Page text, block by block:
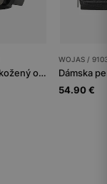
Široký dámsky kožený opasok v minimalistickom dizajne
WOJAS /
54.90 €